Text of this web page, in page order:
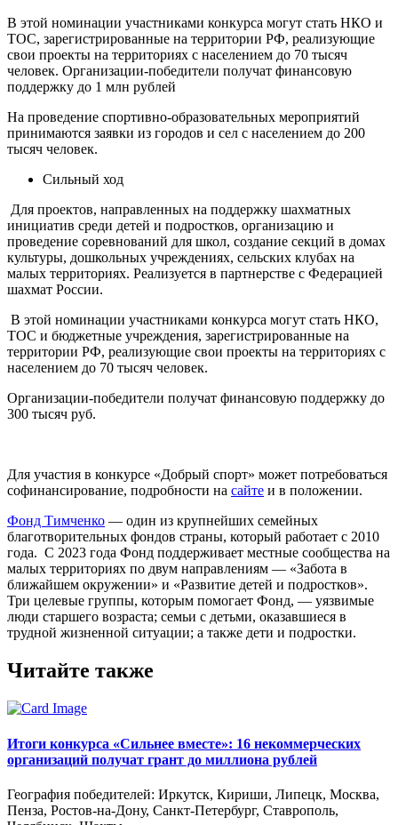
В этой номинации участниками конкурса могут стать НКО и
ТОС, зарегистрированные на территории РФ, реализующие
свои проекты на территориях с населением до 70 тысяч
человек. Организации-победители получат финансовую
поддержку до 1 млн рублей
На проведение спортивно-образовательных мероприятий
принимаются заявки из городов и сел с населением до 200
тысяч человек.
Сильный ход
Для проектов, направленных на поддержку шахматных
инициатив среди детей и подростков, организацию и
проведение соревнований для школ, создание секций в домах
культуры, дошкольных учреждениях, сельских клубах на
малых территориях. Реализуется в партнерстве с Федерацией
шахмат России.
В этой номинации участниками конкурса могут стать НКО,
ТОС и бюджетные учреждения, зарегистрированные на
территории РФ, реализующие свои проекты на территориях с
населением до 70 тысяч человек.
Организации-победители получат финансовую поддержку до
300 тысяч руб.
Для участия в конкурсе «Добрый спорт» может потребоваться
софинансирование, подробности на сайте и в положении.
Фонд Тимченко — один из крупнейших семейных
благотворительных фондов страны, который работает с 2010
года. С 2023 года Фонд поддерживает местные сообщества на
малых территориях по двум направлениям — «Забота в
ближайшем окружении» и «Развитие детей и подростков».
Три целевые группы, которым помогает Фонд, — уязвимые
люди старшего возраста; семьи с детьми, оказавшиеся в
трудной жизненной ситуации; а также дети и подростки.
Читайте также
Итоги конкурса «Сильнее вместе»: 16 некоммерческих
организаций получат грант до миллиона рублей
География победителей: Иркутск, Кириши, Липецк, Москва,
Пенза, Ростов-на-Дону, Санкт-Петербург, Ставрополь,